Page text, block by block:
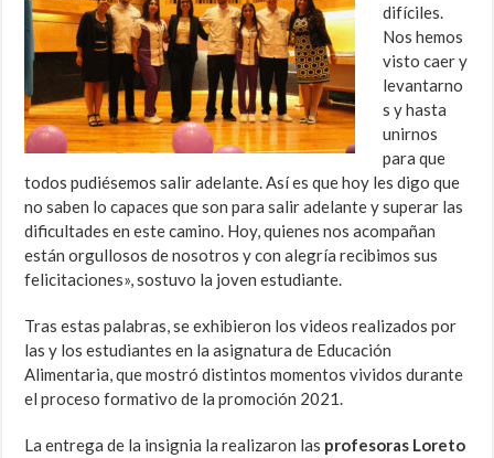
difíciles.
Nos hemos
visto caer y
levantarno
s y hasta
unirnos
para que
todos pudiésemos salir adelante. Así es que hoy les digo que
no saben lo capaces que son para salir adelante y superar las
dificultades en este camino. Hoy, quienes nos acompañan
están orgullosos de nosotros y con alegría recibimos sus
felicitaciones», sostuvo la joven estudiante.
Tras estas palabras, se exhibieron los videos realizados por
las y los estudiantes en la asignatura de Educación
Alimentaria, que mostró distintos momentos vividos durante
el proceso formativo de la promoción 2021.
La entrega de la insignia la realizaron las profesoras Loreto